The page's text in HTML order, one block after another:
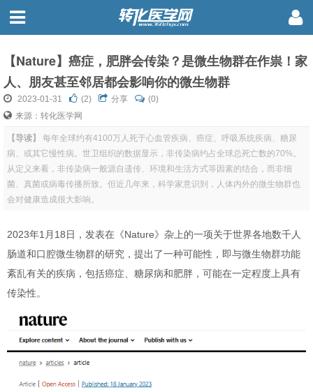
【Nature】癌症，肥胖会传染？是微生物群在作祟！家
人、朋友甚至邻居都会影响你的微生物群
2023-01-31 (2) 分享
(0)
来源：转化医学网
【导读】
每年全球约有4100万人死于心血管疾病、癌症、呼吸系统疾病、糖尿
病、或其它慢性病。世卫组织的数据显示，非传染病约占全球总死亡数的70%。
从定义来看，非传染病一般源自遗传、环境和生活方式等因素的结合，而非细
菌、真菌或病毒传播所致。但近几年来，科学家意识到，人体内外的微生物群也
会对健康造成很大影响。
2023年1月18日，发表在《Nature》杂上的一项关于世界各地数千人
肠道和口腔微生物群的研究，提出了一种可能性，即与微生物群功能
紊乱有关的疾病，包括癌症、糖尿病和肥胖，可能在一定程度上具有
传染性。